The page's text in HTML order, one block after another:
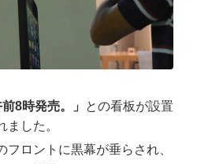
8時発売。」
との看板が設置
ました。
ロントに黒幕が垂らされ、